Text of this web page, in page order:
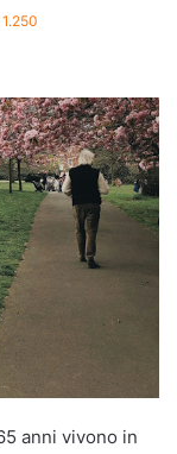
1.250
anni vivono in